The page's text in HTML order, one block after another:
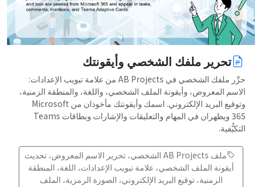
تحرير ملفك الشخصي وأيقونتك
حرِّر ملفك الشخصي في AB Projects من علامة تبويب الإعدادات:
الاسم المعروض، وأيقونة الملف الشخصي، واللغة، والمنطقة الزمنية،
وتوقيع البريد الإلكتروني. اسمك وأيقونتك مأخوذان من Microsoft
365 ويظهران في المهام والتعليقات والإشارات وبطاقات Teams
التكيُّفية.
ملف AB Projects الشخصي، تحرير الاسم المعروض، تحديث
أيقونة الملف الشخصي، علامة تبويب الإعدادات، اللغة، المنطقة
الزمنية، توقيع البريد الإلكتروني، الصورة الرمزية، الملف